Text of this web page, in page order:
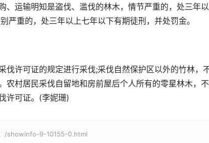
运输明知是盗伐、滥伐的林木，情节严重的，处三年
严重的，处三年以上七年以下有期徒刑，并处罚金。
许可证的规定进行采伐;采伐自然保护区以外的竹林，
农村居民采伐自留地和房前屋后个人所有的零星林木，
许可证。(李妮珊)
：/showinfo-9-10155-0.html